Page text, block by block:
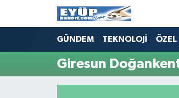
GÜNDEM TEKNOLOJİ ÖZEL
Giresun